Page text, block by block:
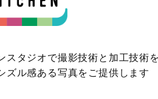
スタジオで撮影技術と加工技術
ズル感ある写真をご提供します